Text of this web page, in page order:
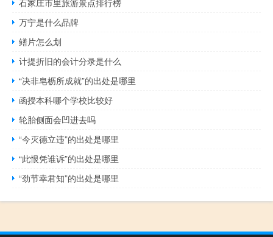
石家庄市里旅游景点排行榜
万宁是什么品牌
鳝片怎么划
计提折旧的会计分录是什么
“决非皂枥所成就”的出处是哪里
函授本科哪个学校比较好
轮胎侧面会凹进去吗
“今灭德立违”的出处是哪里
“此恨凭谁诉”的出处是哪里
“劲节幸君知”的出处是哪里